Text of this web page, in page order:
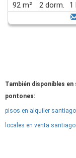
92 m² 2 dorm. 1
También disponibles en
pontones:
pisos en alquiler
locales en venta